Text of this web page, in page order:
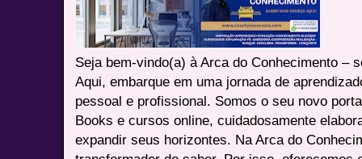
Seja bem-vindo(a) à Arca do Conhecimento –
Aqui, embarque em uma jornada de
pessoal e profissional. Somos o seu novo
Books e cursos online, cuidadosamente
expandir seus horizontes. Na Arca do